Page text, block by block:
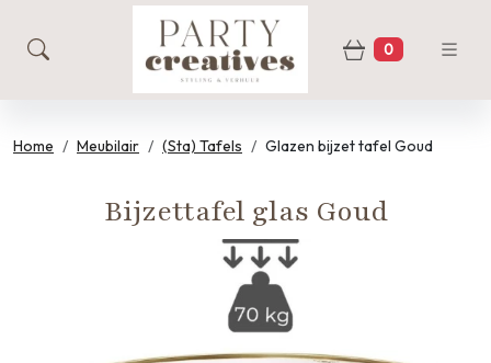
zoeken
0
Home Meubilair (Sta) Tafels Glazen bijzet tafel Goud
Bijzettafel glas Goud